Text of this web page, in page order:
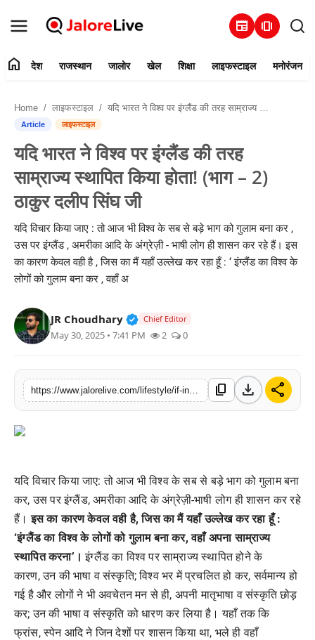
newspaper amp_stories
संपर्क करें
देश
राजस्थान
जालोर
खेल
लाइफस्टाइल
मनोरंजन
तकनीक
विशेष
home देश राजस्थान जालोर खेल शिक्षा लाइफस्टाइल मनोरंजन
Home लाइफस्टाइल यदि भारत ने विश्व पर इंग्लैंड की तरह साम्राज्य स्थापित किया होता! (भाग – 2) ठाकुर दलीप सिंघ जी
Article लाइफस्टाइल
यदि भारत ने विश्व पर इंग्लैंड की तरह
साम्राज्य स्थापित किया होता! (भाग – 2)
ठाकुर दलीप सिंघ जी
यदि विचार किया जाए : तो आज भी विश्व के सब से बड़े भाग को गुलाम बना कर ,
उस पर इंग्लैंड , अमरीका आदि के अंग्रेज़ी - भाषी लोग ही शासन कर रहे हैं। इस
का कारण केवल वही है , जिस का मैं यहाँ उल्लेख कर रहा हूँ : ‘ इंग्लैंड का विश्व के
लोगों को गुलाम बना कर , वहाँ अ
JR Choudhary Verified Public Figure • 30 Mar,
Chief Editor
May 30, 2025 • 7:41 PM 2 0
content_copy download share
यदि विचार किया जाए:तो आज भी विश्व के सब से बड़े भाग को गुलाम बना
कर,उस पर इंग्लैंड,अमरीका आदि के अंग्रेज़ी-भाषी लोग ही शासन कर रहे
हैं। इस का कारण केवल वही है,जिस का मैं यहाँ उल्लेख कर रहा हूँ:
‘इंग्लैंड का विश्व के लोगों को गुलाम बना कर,वहाँ अपना साम्राज्य
स्थापित करना’ । इंग्लैंड का विश्व पर साम्राज्य स्थापित होने के
कारण,उन की भाषा व संस्कृति;विश्व भर में प्रचलित हो कर,सर्वमान्य हो
गई है और लोगों ने भी अवचेतन मन से ही, अपनी मातृभाषा व संस्कृति छोड़
कर;उन की भाषा व संस्कृति को धारण कर लिया है। यहाँ तक कि
फ्रांस,स्पेन आदि ने जिन देशों पर शासन किया था, भले ही वहाँ